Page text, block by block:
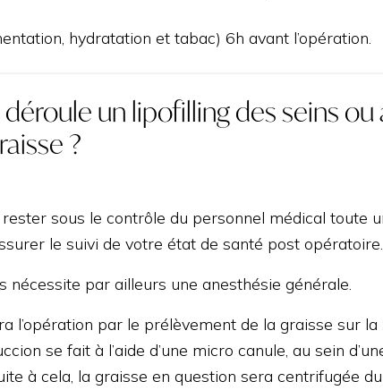
hydratation et tabac) 6h avant l’opération.
un lipofilling des seins
?
sous le contrôle du personnel médical toute
le suivi de votre état de santé post opératoire.
nécessite par ailleurs une anesthésie générale.
l’opération par le prélèvement de la graisse sur
se fait à l’aide d’une micro canule, au sein
à cela, la graisse en question sera centrifugée